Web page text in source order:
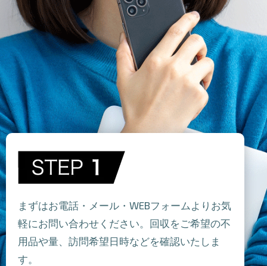
まずはお電話・メール・WEBフォームよりお気
軽にお問い合わせください。回収をご希望の不
用品や量、訪問希望日時などを確認いたしま
す。